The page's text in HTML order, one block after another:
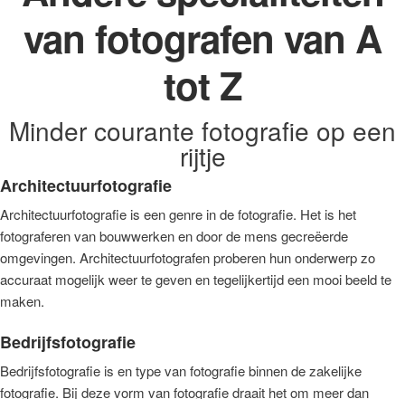
van fotografen van A
tot Z
Minder courante fotografie op een
rijtje
Architectuurfotografie
Architectuurfotografie is een genre in de fotografie. Het is het
fotograferen van bouwwerken en door de mens gecreëerde
omgevingen. Architectuurfotografen proberen hun onderwerp zo
accuraat mogelijk weer te geven en tegelijkertijd een mooi beeld te
maken.
Bedrijfsfotografie
Bedrijfsfotografie is en type van fotografie binnen de zakelijke
fotografie. Bij deze vorm van fotografie draait het om meer dan